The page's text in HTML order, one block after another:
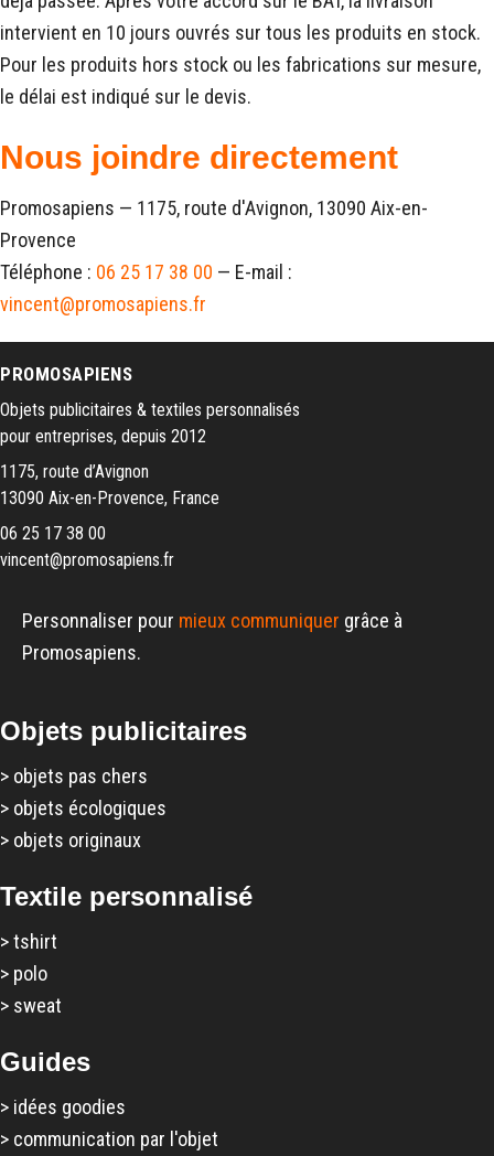
intervient en 10 jours ouvrés sur tous les produits en stock.
Pour les produits hors stock ou les fabrications sur mesure,
le délai est indiqué sur le devis.
Nous joindre directement
Promosapiens — 1175, route d'Avignon, 13090 Aix-en-
Provence
Téléphone : 06 25 17 38 00 — E-mail :
vincent@promosapiens.fr
PROMOSAPIENS
Objets publicitaires & textiles personnalisés
pour entreprises, depuis 2012
1175, route d’Avignon
13090 Aix-en-Provence, France
06 25 17 38 00
vincent@promosapiens.fr
Personnaliser pour mieux communiquer grâce à
Promosapiens.
Objets publicitaires
> objets pas chers
> objets écologiques
> objets originaux
Textile personnalisé
>tshirt
> polo
> sweat
Guides
> idées goodies
> communication par l'objet